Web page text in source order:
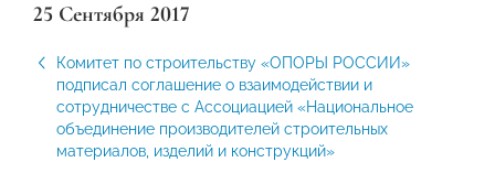
25 Сентября 2017
Комитет по строительству «ОПОРЫ РОССИИ»
подписал соглашение о взаимодействии и
сотрудничестве с Ассоциацией «Национальное
объединение производителей строительных
материалов, изделий и конструкций»